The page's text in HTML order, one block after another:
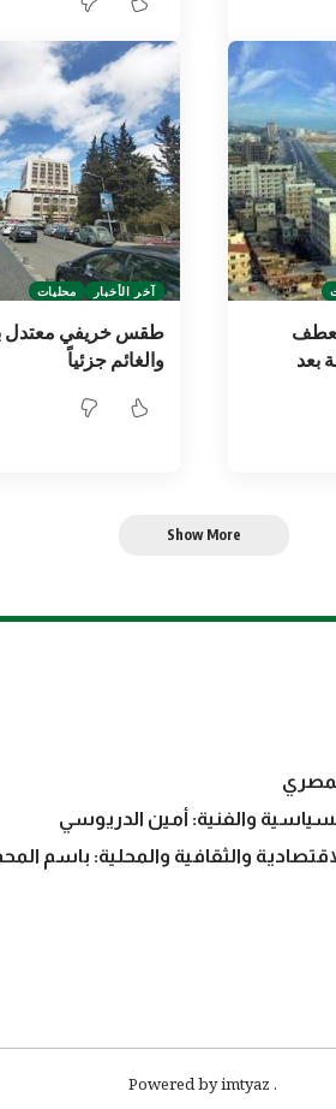
بعد
آخر الأخبار محليات
طقس خريفي معتدل
والغائم جزئياً
Show More
والفنية: أمين الدريوسي
والثقافية والمحلية: باسم
. Powered by imtyaz